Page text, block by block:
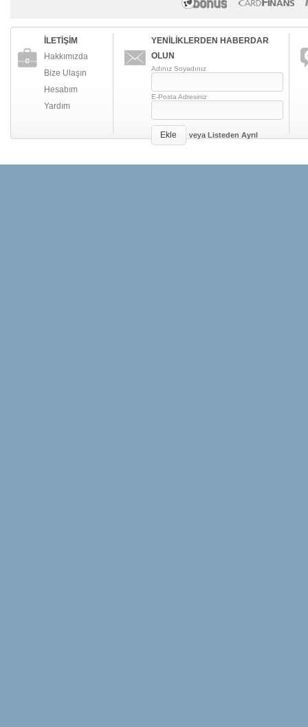
İLETİŞİM
Hakkımızda
Bize Ulaşın
Hesabım
Yardım
YENİLİKLERDEN HABERDAR
OLUN
Adınız Soyadınız
E-Posta Adresiniz
Ekle veya Listeden Ayrıl